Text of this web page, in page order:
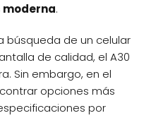
moderna.
búsqueda de un celular
de calidad, el A30
Sin embargo, en el
opciones más
por